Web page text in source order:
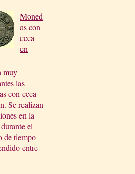
Moned
as con
ceca
en
muy
las
con ceca
Se realizan
en la
el
de tiempo
entre